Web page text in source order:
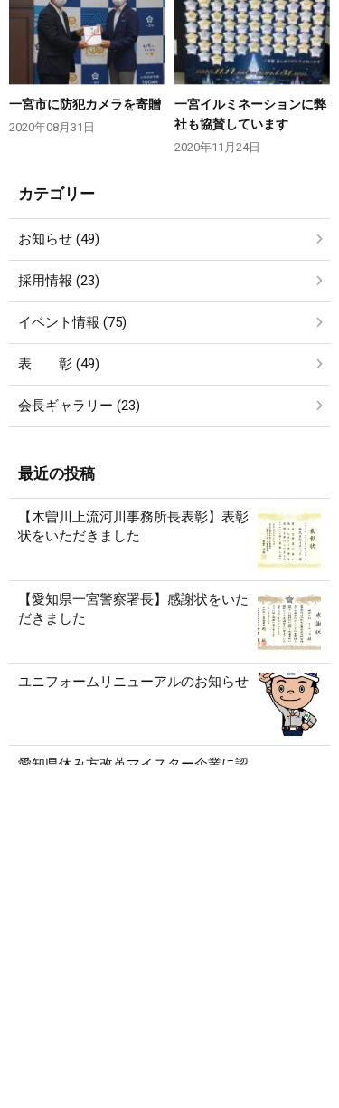
一宮市に防犯カメラを寄贈
2020年08月31日
一宮イルミネーションに弊
社も協賛しています
2020年11月24日
カテゴリー
お知らせ (49)
採用情報 (23)
イベント情報 (75)
表 彰 (49)
会長ギャラリー (23)
最近の投稿
【木曽川上流河川事務所長表彰】表彰
状をいただきました
【愛知県一宮警察署長】感謝状をいた
だきました
ユニフォームリニューアルのお知らせ
愛知県休み方改革マイスター企業に認